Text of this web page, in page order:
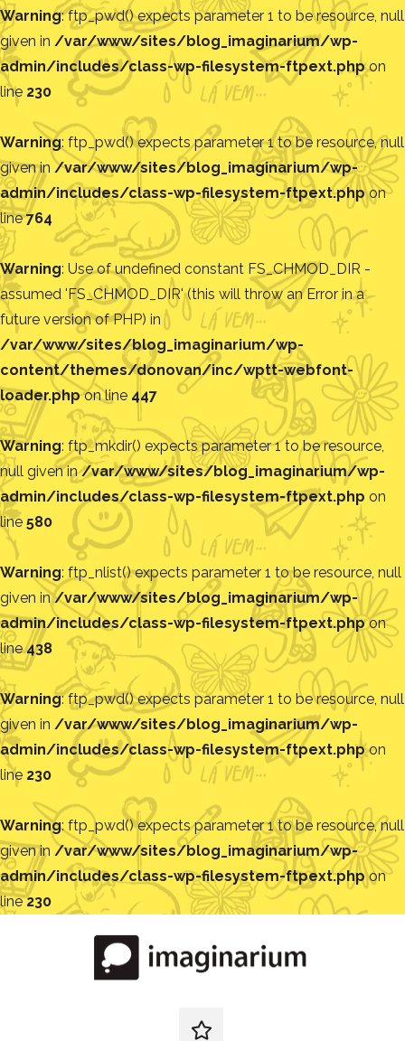
Warning: ftp_pwd() expects parameter 1 to be resource, null
given in /var/www/sites/blog_imaginarium/wp-
admin/includes/class-wp-filesystem-ftpext.phpon
line 230
Warning: ftp_pwd() expects parameter 1 to be resource, null
given in /var/www/sites/blog_imaginarium/wp-
admin/includes/class-wp-filesystem-ftpext.phpon
line764
Warning: Use of undefined constant FS_CHMOD_DIR -
assumed 'FS_CHMOD_DIR' (this will throw an Error in a
future version of PHP) in
/var/www/sites/blog_imaginarium/wp-
content/themes/donovan/inc/wptt-webfont-
loader.phpon line 447
Warning: ftp_mkdir() expects parameter 1 to be resource,
null given in/var/www/sites/blog_imaginarium/wp-
admin/includes/class-wp-filesystem-ftpext.php on
line 580
Warning: ftp_nlist() expects parameter 1 to be resource, null
given in/var/www/sites/blog_imaginarium/wp-
admin/includes/class-wp-filesystem-ftpext.phpon
line438
Warning: ftp_pwd() expects parameter 1 to be resource, null
given in /var/www/sites/blog_imaginarium/wp-
admin/includes/class-wp-filesystem-ftpext.phpon
line 230
Warning: ftp_pwd() expects parameter 1 to be resource, null
given in /var/www/sites/blog_imaginarium/wp-
admin/includes/class-wp-filesystem-ftpext.phpon
line230
redes